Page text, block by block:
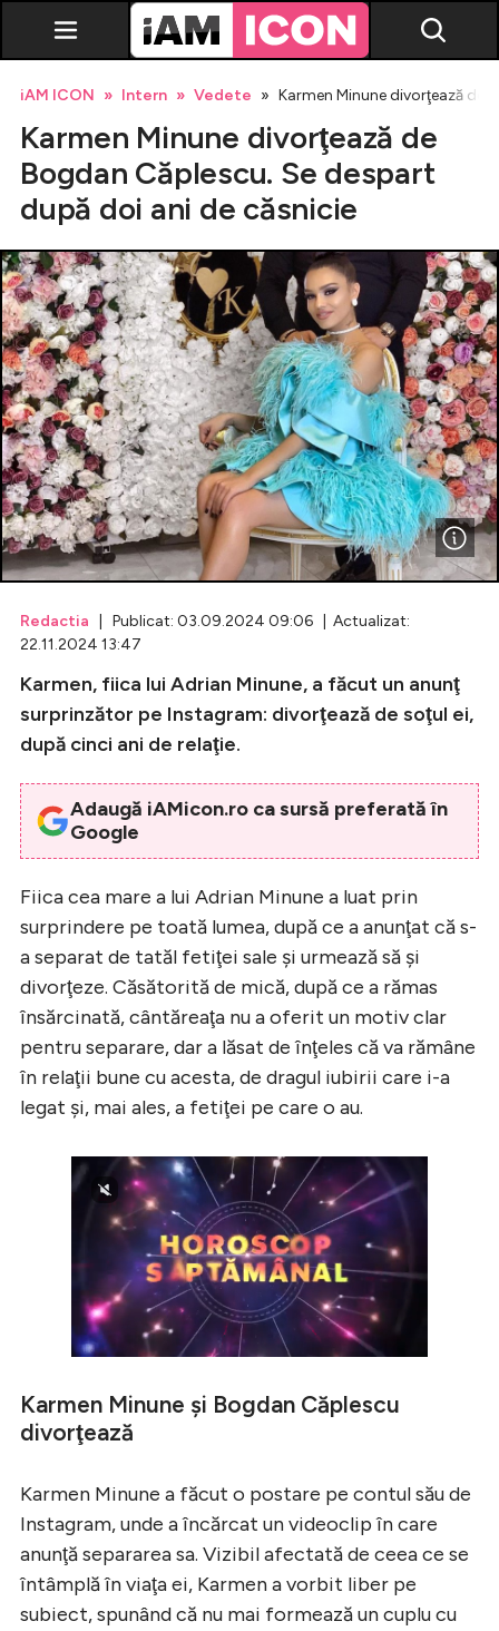
Breaking news
Evenimente
Emisiuni TV
Horoscop
Lifestyle
Celebrități
Intră în cont
Creează cont
iAM ICON Intern Vedete Karmen Minune divorţează de
Karmen Minune divorţează de
Bogdan Căplescu. Se despart
după doi ani de căsnicie
Redactia | Publicat: 03.09.2024 09:06 | Actualizat:
22.11.2024 13:47
Karmen, fiica lui Adrian Minune, a făcut un anunţ
surprinzător pe Instagram: divorţează de soţul ei,
după cinci ani de relaţie.
Adaugă iAMicon.ro ca sursă preferată în
Google
Fiica cea mare a lui Adrian Minune a luat prin
surprindere pe toată lumea, după ce a anunţat că s-
a separat de tatăl fetiţei sale şi urmează să şi
divorţeze. Căsătorită de mică, după ce a rămas
însărcinată, cântăreaţa nu a oferit un motiv clar
pentru separare, dar a lăsat de înţeles că va rămâne
în relaţii bune cu acesta, de dragul iubirii care i-a
legat şi, mai ales, a fetiţei pe care o au.
Karmen Minune şi Bogdan Căplescu
divorţează
Karmen Minune a făcut o postare pe contul său de
Instagram, unde a încărcat un videoclip în care
anunţă separarea sa. Vizibil afectată de ceea ce se
întâmplă în viaţa ei, Karmen a vorbit liber pe
subiect, spunând că nu mai formează un cuplu cu